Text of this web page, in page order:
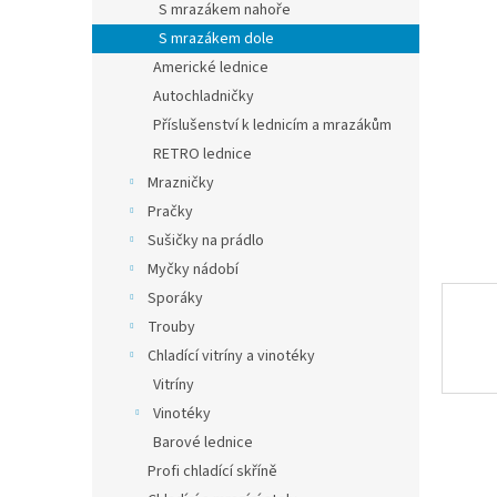
n
e
S mrazákem nahoře
S mrazákem dole
Americké lednice
Autochladničky
Příslušenství k lednicím a mrazákům
RETRO lednice
Mrazničky
Pračky
Sušičky na prádlo
Myčky nádobí
Sporáky
Trouby
Chladící vitríny a vinotéky
Vitríny
Vinotéky
Barové lednice
Profi chladící skříně